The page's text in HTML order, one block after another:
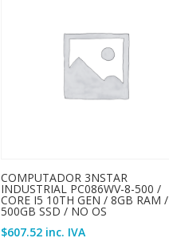
COMPUTADOR 3NSTAR
INDUSTRIAL PC086WV-8-500 /
CORE I5 10TH GEN / 8GB RAM /
500GB SSD / NO OS
$607.52 inc. IVA